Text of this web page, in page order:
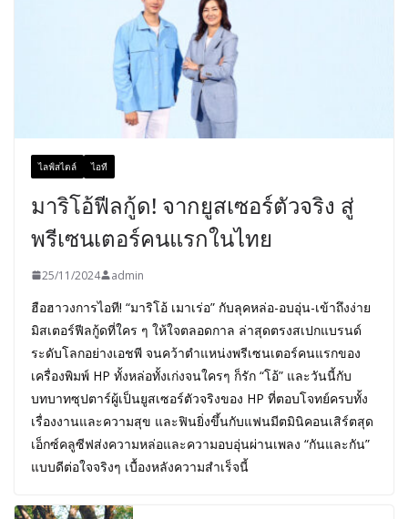
ไลฟ์สไตล์ ไอที
มาริโอ้ฟีลกู้ด! จากยูสเซอร์ตัวจริง สู่
พรีเซนเตอร์คนแรกในไทย
25/11/2024 admin
ฮือฮาวงการไอที! “มาริโอ้ เมาเร่อ” กับลุคหล่อ-อบอุ่น-เข้าถึงง่าย
มิสเตอร์ฟีลกู้ดที่ใคร ๆ ให้ใจตลอดกาล ล่าสุดตรงสเปกแบรนด์
ระดับโลกอย่างเอชพี จนคว้าตำแหน่งพรีเซนเตอร์คนแรกของ
เครื่องพิมพ์ HP ทั้งหล่อทั้งเก่งจนใครๆ ก็รัก “โอ้” และวันนี้กับ
บทบาทซุปตาร์ผู้เป็นยูสเซอร์ตัวจริงของ HP ที่ตอบโจทย์ครบทั้ง
เรื่องงานและความสุข และฟินยิ่งขึ้นกับแฟนมีตมินิคอนเสิร์ตสุด
เอ็กซ์คลูซีฟส่งความหล่อและความอบอุ่นผ่านเพลง “กันและกัน”
แบบดีต่อใจจริงๆ เบื้องหลังความสำเร็จนี้